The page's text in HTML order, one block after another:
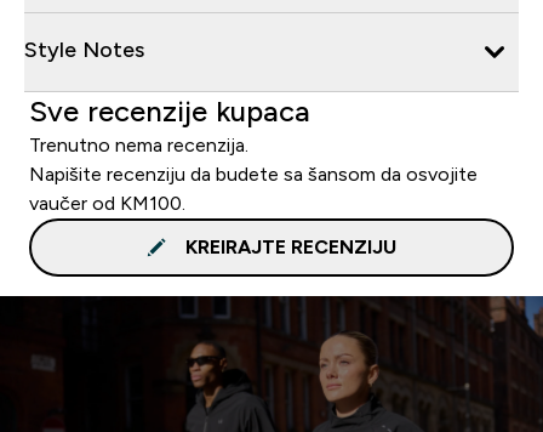
Style Notes
Sve recenzije kupaca
Trenutno nema recenzija.
Napišite recenziju da budete sa šansom da osvojite
vaučer od KM100.
KREIRAJTE RECENZIJU